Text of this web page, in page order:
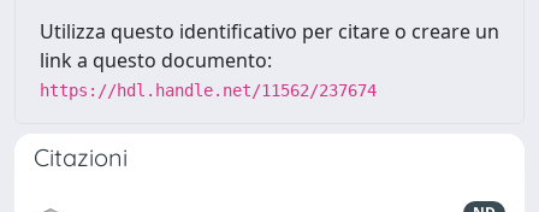
Utilizza questo identificativo per citare o creare un
link a questo documento:
https://hdl.handle.net/11562/237674
Citazioni